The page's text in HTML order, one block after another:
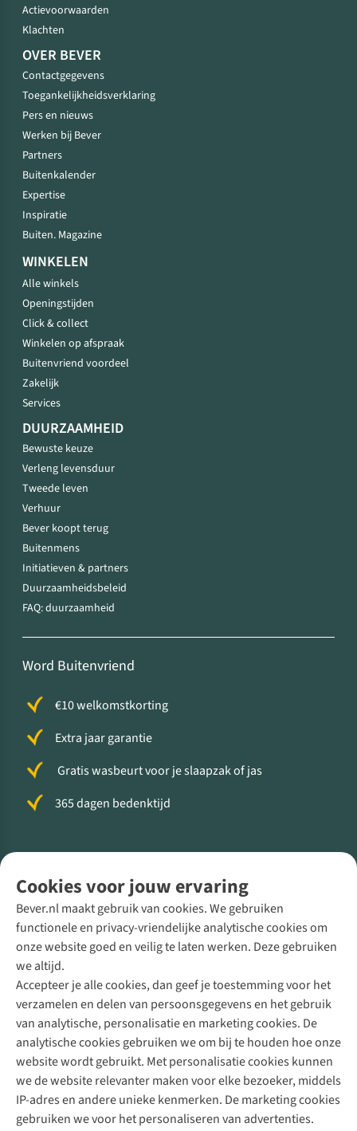
Cookies voor jouw ervaring
Bever.nl maakt gebruik van cookies. We gebruiken
functionele en privacy-vriendelijke analytische cookies om
onze website goed en veilig te laten werken. Deze gebruiken
we altijd.
Accepteer je alle cookies, dan geef je toestemming voor het
verzamelen en delen van persoonsgegevens en het gebruik
van analytische, personalisatie en marketing cookies. De
analytische cookies gebruiken we om bij te houden hoe onze
website wordt gebruikt. Met personalisatie cookies kunnen
we de website relevanter maken voor elke bezoeker, middels
IP-adres en andere unieke kenmerken. De marketing cookies
gebruiken we voor het personaliseren van advertenties.
Actievoorwaarden
Klachten
OVER BEVER
Contactgegevens
Toegankelijkheidsverklaring
Pers en nieuws
Werken bij Bever
Partners
Buitenkalender
Expertise
Inspiratie
Buiten. Magazine
WINKELEN
Alle winkels
Openingstijden
Click & collect
Winkelen op afspraak
Buitenvriend voordeel
Zakelijk
Services
DUURZAAMHEID
Bewuste keuze
Verleng levensduur
Tweede leven
Verhuur
Bever koopt terug
Buitenmens
Initiatieven & partners
Duurzaamheidsbeleid
FAQ: duurzaamheid
Word Buitenvriend
€10 welkomstkorting
Extra jaar garantie
Gratis wasbeurt voor je slaapzak of jas
365 dagen bedenktijd
Direct advies van een Buitenexpert
+31 (0)85 888 50 88
+31 6 12 28 49 80
Contactformulier